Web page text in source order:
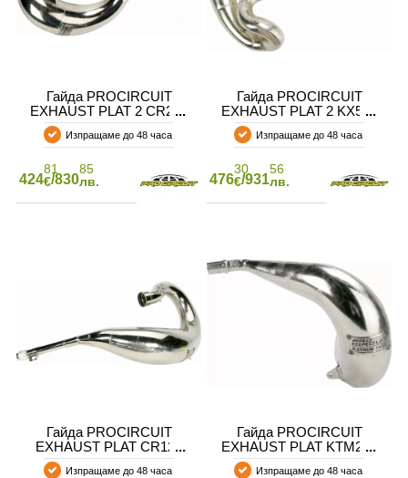
Гайда PROCIRCUIT
EXHAUST PLAT 2 CR250
05-7
Изпращаме до 48 часа
424
81
€/830
85
лв.
Гайда PROCIRCUIT
EXHAUST PLAT 2 KX500
Изпращаме до 48 часа
476
30
€/931
56
лв.
Гайда PROCIRCUIT
EXHAUST PLAT CR125
05-07
Изпращаме до 48 часа
Гайда PROCIRCUIT
EXHAUST PLAT KTM250
Изпращаме до 48 часа